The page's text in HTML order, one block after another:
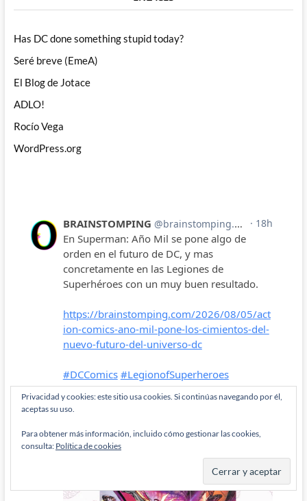
Has DC done something stupid today?
Seré breve (EmeA)
El Blog de Jotace
ADLO!
Rocío Vega
WordPress.org
Privacidad y cookies: este sitio usa cookies. Si continúas navegando por él,
aceptas su uso.
Para obtener más información, incluido cómo gestionar las cookies,
consulta: Política de cookies